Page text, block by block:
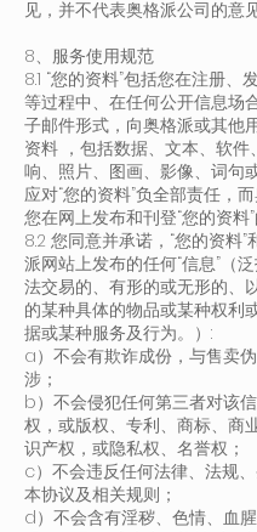
见，并不代表奥格派公司的意见
8、服务使用规范
8.1 “您的资料”包括您在注册、
等过程中、在任何公开信息场
子邮件形式，向奥格派或其他
资料 ，包括数据、文本、软件
响、照片、图画、影像、词句
应对“您的资料”负全部责任，
您在网上发布和刊登“您的资料
8.2 您同意并承诺，“您的资料
派网站上发布的任何“信息”（
法交易的、有形的或无形的、
的某种具体的物品或某种权利
据或某种服务及行为。）:
a）不会有欺诈成份，与售卖
涉；
b）不会侵犯任何第三者对该
权，或版权、专利、商标、商
识产权，或隐私权、名誉权；
c）不会违反任何法律、法规、
本协议及相关规则；
d）不会含有淫秽、色情、血